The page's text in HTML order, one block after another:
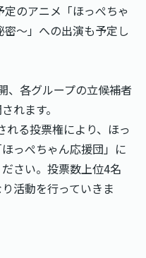
のアニメ「ほっぺちゃ
～」への出演も予定し
、各グループの立候補者
れます。
る投票権により、ほっ
っぺちゃん応援団」に
さい。投票数上位4名
活動を行っていきま